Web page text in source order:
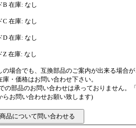
B 在庫: なし
C 在庫: なし
D 在庫: なし
Z 在庫: なし
の場合でも、互換部品のご案内が出来る場合
庫・価格はお問い合わせ下さい。
の部品のお問い合わせは承っておりません。
らお問い合わせお願い致します)